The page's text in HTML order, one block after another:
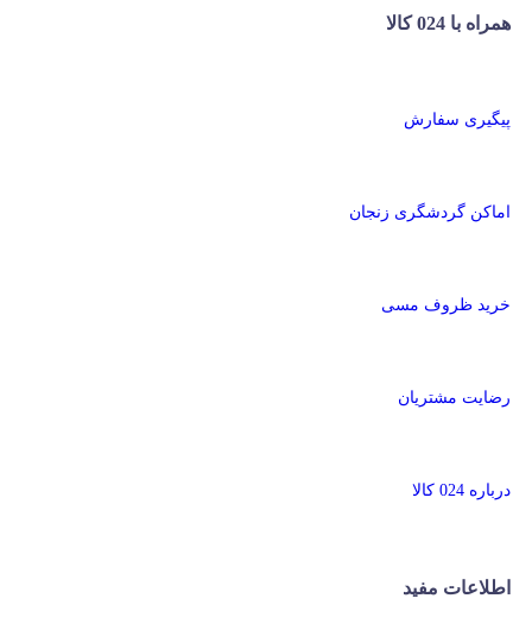
همراه با 024 کالا
پیگیری سفارش
اماکن گردشگری زنجان
خرید ظروف مسی
رضایت مشتریان
درباره 024 کالا
اطلاعات مفید